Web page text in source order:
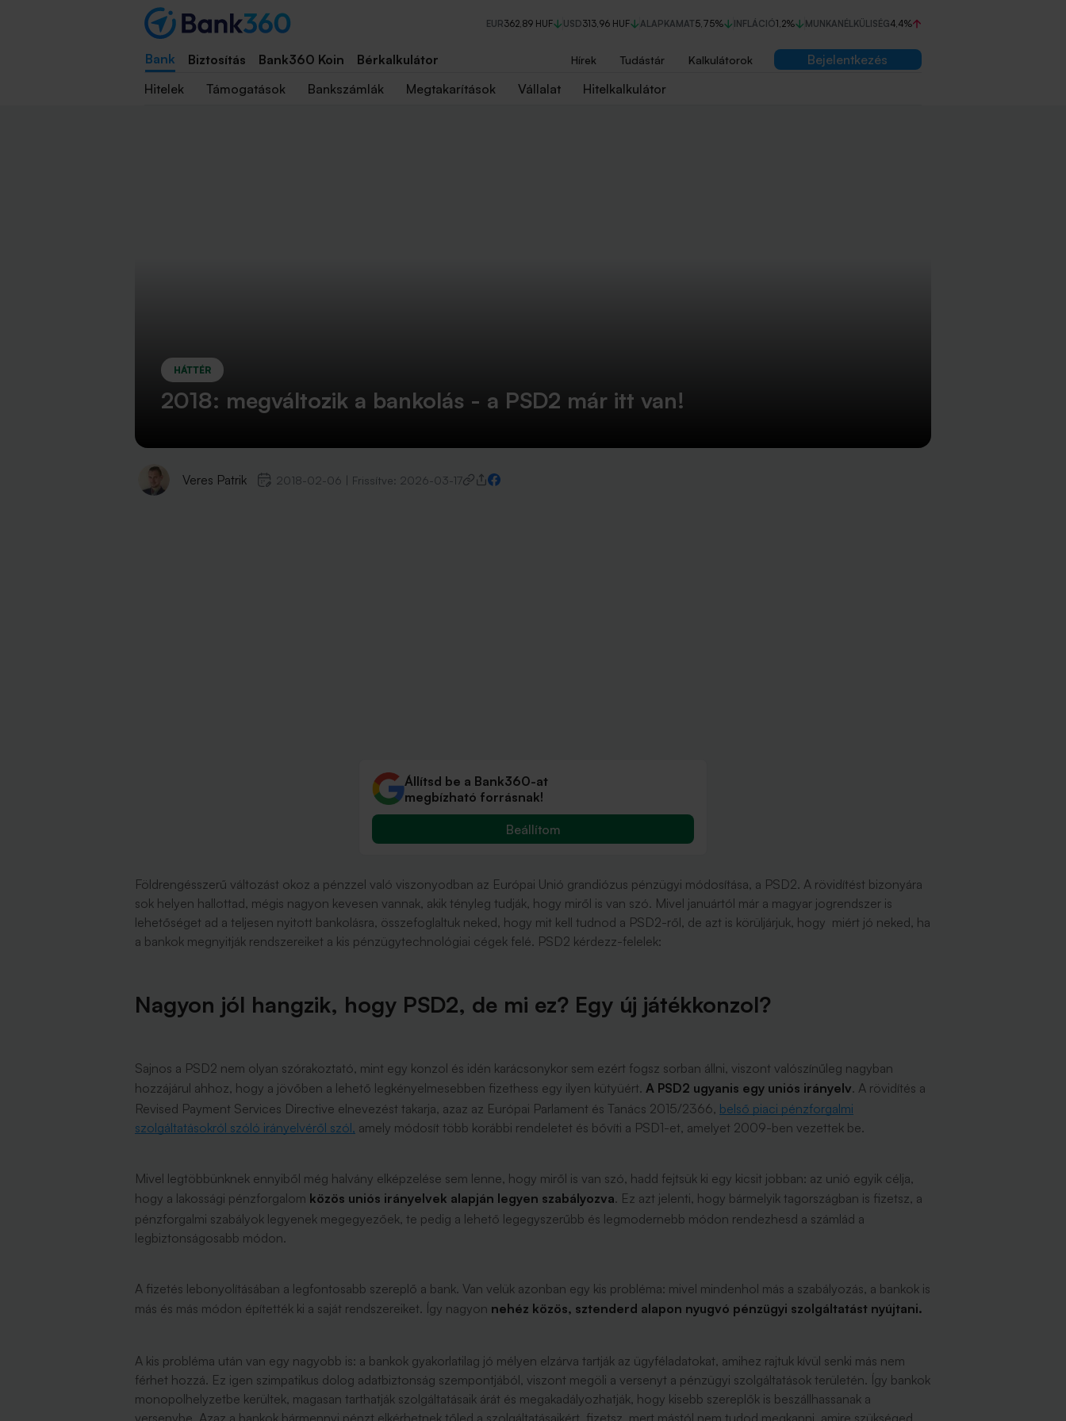
EUR362,89 HUF USD313,96 HUF ALAPKAMAT5,75% INFLÁCIÓ1,2% MUNKANÉLKÜLISÉG4,4%
Bank Biztosítás Bank360 Koin Bérkalkulátor Hírek Tudástár Kalkulátorok
Bejelentkezés
Hitelek
Támogatások Bankszámlák Megtakarítások Vállalat Hitelkalkulátor
HÁTTÉR
2018: megváltozik a bankolás - a PSD2 már itt van!
Veres Patrik 2018-02-06 Frissítve: 2026-03-17
Állítsd be a Bank360-at
megbízható forrásnak!
Beállítom
Földrengésszerű változást okoz a pénzzel való viszonyodban az Európai Unió grandiózus pénzügyi módosítása, a PSD2. A rövidítést bizonyára
sok helyen hallottad, mégis nagyon kevesen vannak, akik tényleg tudják, hogy miről is van szó. Mivel januártól már a magyar jogrendszer is
lehetőséget ad a teljesen nyitott bankolásra, összefoglaltuk neked, hogy mit kell tudnod a PSD2-ről, de azt is körüljárjuk, hogy miért jó neked, ha
a bankok megnyitják rendszereiket a kis pénzügytechnológiai cégek felé. PSD2 kérdezz-felelek:
Nagyon jól hangzik, hogy PSD2, de mi ez? Egy új játékkonzol?
Sajnos a PSD2 nem olyan szórakoztató, mint egy konzol és idén karácsonykor sem ezért fogsz sorban állni, viszont valószínűleg nagyban
hozzájárul ahhoz, hogy a jövőben a lehető legkényelmesebben fizethess egy ilyen kütyüért. A PSD2 ugyanis egy uniós irányelv. A rövidítés a
Revised Payment Services Directive elnevezést takarja, azaz az Európai Parlament és Tanács 2015/2366, belső piaci pénzforgalmi
szolgáltatásokról szóló irányelvéről szól, amely módosít több korábbi rendeletet és bővíti a PSD1-et, amelyet 2009-ben vezettek be.
Mivel legtöbbünknek ennyiből még halvány elképzelése sem lenne, hogy miről is van szó, hadd fejtsük ki egy kicsit jobban: az unió egyik célja,
hogy a lakossági pénzforgalom közös uniós irányelvek alapján legyen szabályozva. Ez azt jelenti, hogy bármelyik tagországban is fizetsz, a
pénzforgalmi szabályok legyenek megegyezőek, te pedig a lehető legegyszerűbb és legmodernebb módon rendezhesd a számlád a
legbiztonságosabb módon.
A fizetés lebonyolításában a legfontosabb szereplő a bank. Van velük azonban egy kis probléma: mivel mindenhol más a szabályozás, a bankok is
más és más módon építették ki a saját rendszereiket. Így nagyon nehéz közös, sztenderd alapon nyugvó pénzügyi szolgáltatást nyújtani.
A kis probléma után van egy nagyobb is: a bankok gyakorlatilag jó mélyen elzárva tartják az ügyféladatokat, amihez rajtuk kívül senki más nem
férhet hozzá. Ez igen szimpatikus dolog adatbiztonság szempontjából, viszont megöli a versenyt a pénzügyi szolgáltatások területén. Így bankok
monopolhelyzetbe kerültek, magasan tarthatják szolgáltatásaik árát és megakadályozhatják, hogy kisebb szereplők is beszállhassanak a
versenybe. Azaz a bankok bármennyi pénzt elkérhetnek tőled a szolgáltatásaikért, fizetsz, mert mástól nem tudod megkapni, amire szükséged